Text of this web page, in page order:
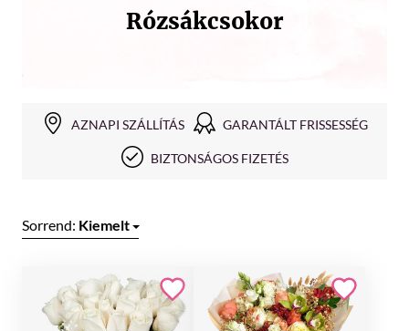
Rózsákcsokor
AZNAPI SZÁLLÍTÁS GARANTÁLT FRISSESSÉG
BIZTONSÁGOS FIZETÉS
Sorrend: Kiemelt